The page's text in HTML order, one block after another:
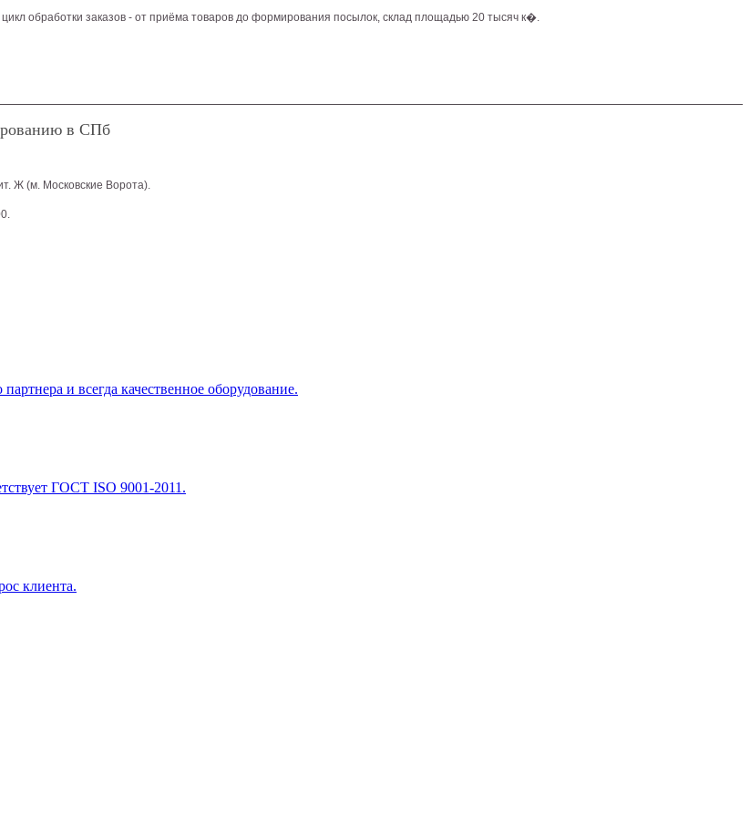
обработки заказов - от приёма товаров до формирования посылок, склад площадью 20 тысяч к�.
в СПб
Ж (м. Московские Ворота).
и всегда качественное оборудование.
ГОСТ ISO 9001-2011.
клиента.